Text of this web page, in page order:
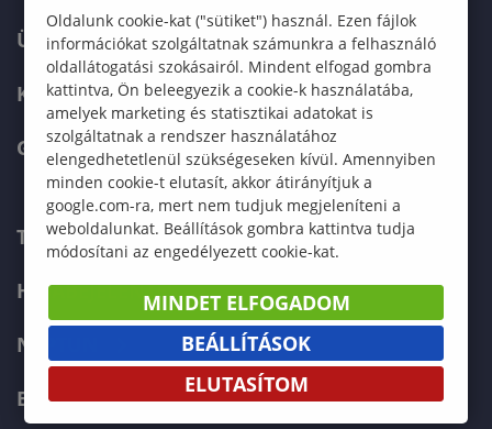
ÜZLETI PARTNEREKNEK
KARRIER
GREEN UNIVERSITY
TELEFONKÖNYV
HIBABEJELENTÉS
NEPTUN
E-LEARNING
Oldalunk cookie-kat ("sütiket") használ. Ezen fájlok
információkat szolgáltatnak számunkra a felhasználó
oldallátogatási szokásairól. Mindent elfogad gombra
kattintva, Ön beleegyezik a cookie-k használatába,
amelyek marketing és statisztikai adatokat is
szolgáltatnak a rendszer használatához
elengedhetetlenül szükségeseken kívül. Amennyiben
minden cookie-t elutasít, akkor átirányítjuk a
google.com-ra, mert nem tudjuk megjeleníteni a
weboldalunkat. Beállítások gombra kattintva tudja
módosítani az engedélyezett cookie-kat.
MINDET ELFOGADOM
BEÁLLÍTÁSOK
ELUTASÍTOM